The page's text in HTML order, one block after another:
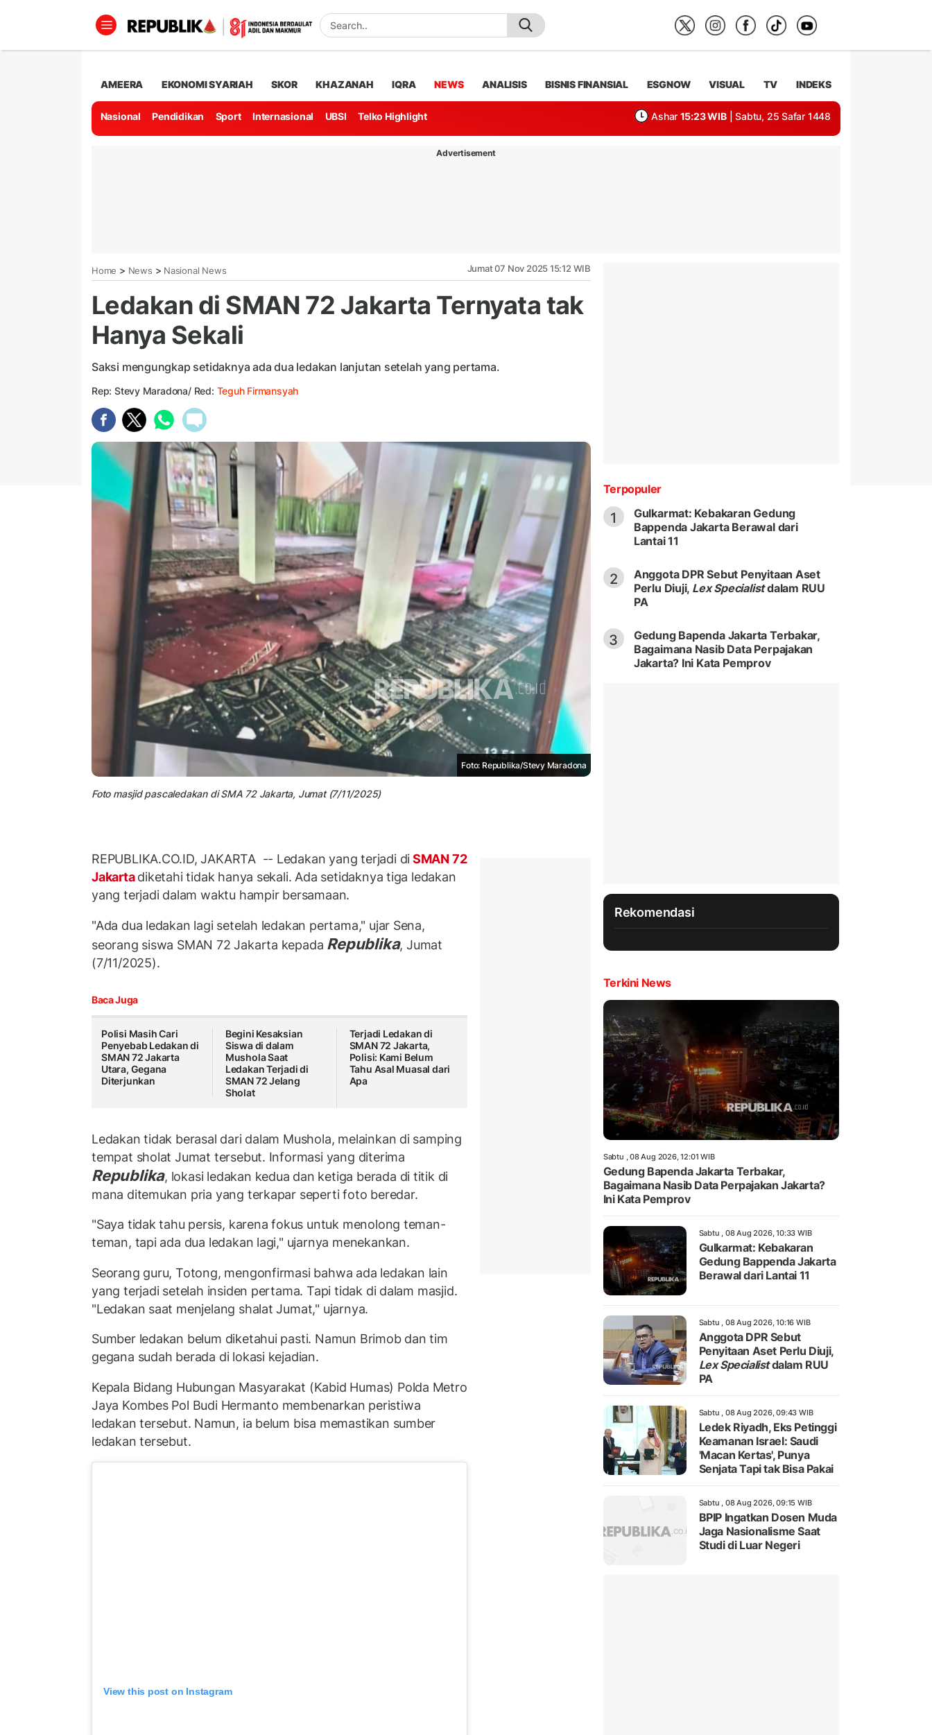
AMEERA EKONOMI SYARIAH SKOR KHAZANAH IQRA NEWS ANALISIS BISNIS FINANSIAL ESGNOW VISUAL TV INDEKS
Nasional Pendidikan Sport Internasional UBSI Telko Highlight Ashar 15:23 WIB | Sabtu, 25 Safar 1448
Advertisement
Home > News > Nasional News Jumat 07 Nov 2025 15:12 WIB
Ledakan di SMAN 72 Jakarta Ternyata tak
Hanya Sekali
Saksi mengungkap setidaknya ada dua ledakan lanjutan setelah yang pertama.
Rep: Stevy Maradona/ Red: Teguh Firmansyah
Foto: Republika/Stevy Maradona
Foto masjid pascaledakan di SMA 72 Jakarta, Jumat (7/11/2025)
REPUBLIKA.CO.ID, JAKARTA -- Ledakan yang terjadi diSMAN 72
Jakartadiketahi tidak hanya sekali. Ada setidaknya tiga ledakan
yang terjadi dalam waktu hampir bersamaan.
"Ada dua ledakan lagi setelah ledakan pertama," ujar Sena,
seorang siswa SMAN 72 Jakarta kepada Republika, Jumat
(7/11/2025).
Baca Juga
Polisi Masih Cari
Penyebab Ledakan di
SMAN 72 Jakarta
Utara, Gegana
Diterjunkan
Begini Kesaksian
Siswa di dalam
Mushola Saat
Ledakan Terjadi di
SMAN 72 Jelang
Sholat
Terjadi Ledakan di
SMAN 72 Jakarta,
Polisi: Kami Belum
Tahu Asal Muasal dari
Apa
Ledakan tidak berasal dari dalam Mushola, melainkan di samping
tempat sholat Jumat tersebut. Informasi yang diterima
Republika, lokasi ledakan kedua dan ketiga berada di titik di
mana ditemukan pria yang terkapar seperti foto beredar.
"Saya tidak tahu persis, karena fokus untuk menolong teman-
teman, tapi ada dua ledakan lagi," ujarnya menekankan.
Seorang guru, Totong, mengonfirmasi bahwa ada ledakan lain
yang terjadi setelah insiden pertama. Tapi tidak di dalam masjid.
"Ledakan saat menjelang shalat Jumat," ujarnya.
Sumber ledakan belum diketahui pasti. Namun Brimob dan tim
gegana sudah berada di lokasi kejadian.
Kepala Bidang Hubungan Masyarakat (Kabid Humas) Polda Metro
Jaya Kombes Pol Budi Hermanto membenarkan peristiwa
ledakan tersebut. Namun, ia belum bisa memastikan sumber
ledakan tersebut.
View this post on Instagram
Terpopuler
1
Gulkarmat: Kebakaran Gedung
Bappenda Jakarta Berawal dari
Lantai 11
2
Anggota DPR Sebut Penyitaan Aset
Perlu Diuji, Lex Specialistdalam RUU
PA
3
Gedung Bapenda Jakarta Terbakar,
Bagaimana Nasib Data Perpajakan
Jakarta? Ini Kata Pemprov
Rekomendasi
Terkini News
Sabtu , 08 Aug 2026, 12:01 WIB
Gedung Bapenda Jakarta Terbakar,
Bagaimana Nasib Data Perpajakan Jakarta?
Ini Kata Pemprov
Sabtu , 08 Aug 2026, 10:33 WIB
Gulkarmat: Kebakaran
Gedung Bappenda Jakarta
Berawal dari Lantai 11
Sabtu , 08 Aug 2026, 10:16 WIB
Anggota DPR Sebut
Penyitaan Aset Perlu Diuji,
Lex Specialistdalam RUU
PA
Sabtu , 08 Aug 2026, 09:43 WIB
Ledek Riyadh, Eks Petinggi
Keamanan Israel: Saudi
'Macan Kertas', Punya
Senjata Tapi tak Bisa Pakai
Sabtu , 08 Aug 2026, 09:15 WIB
BPIP Ingatkan Dosen Muda
Jaga Nasionalisme Saat
Studi di Luar Negeri